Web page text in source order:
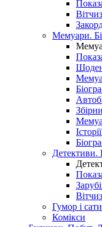
Мемуари.
Детективи.
Гумор і
Комікси